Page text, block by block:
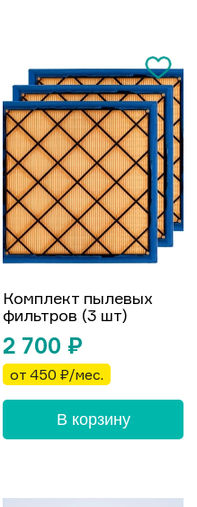
Комплект пылевых
фильтров (3 шт)
2 700 ₽
от 450 ₽/мес.
В корзину